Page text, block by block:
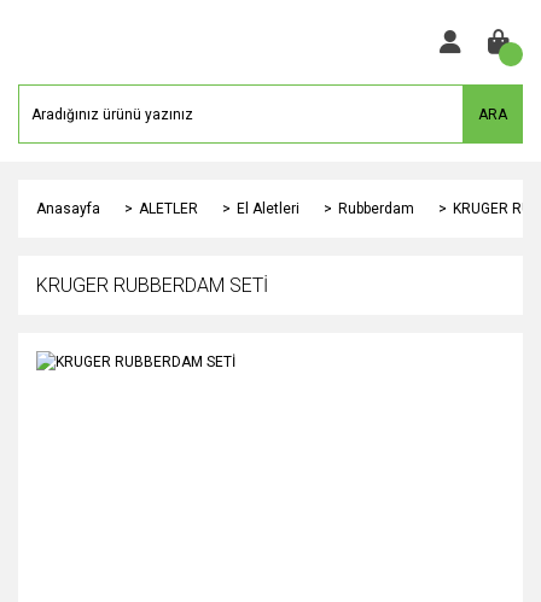
ARA
Anasayfa ALETLER El Aletleri Rubberdam KRUGER
KRUGER RUBBERDAM SETİ